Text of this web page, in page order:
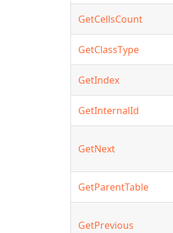
GetCellsCount
GetClassType
GetIndex
GetInternalId
GetNext
GetParentTable
GetPrevious